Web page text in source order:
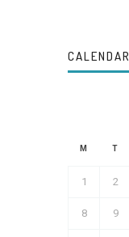
CALENDAR
M T
1 2
8 9